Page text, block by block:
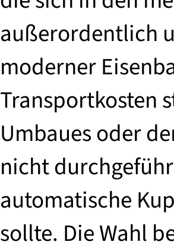
außerordentlich
moderner
Transportkosten
Umbaues oder
nicht
automatische
sollte. Die Wahl